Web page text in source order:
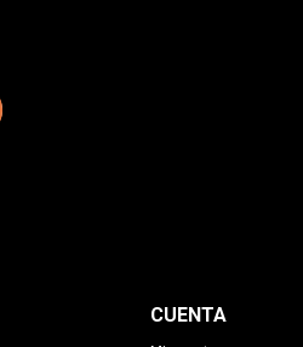
CUENTA